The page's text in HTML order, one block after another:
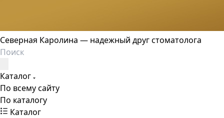
Северная Каролина — надежный друг стоматолога
Каталог
По всему сайту
По каталогу
Каталог